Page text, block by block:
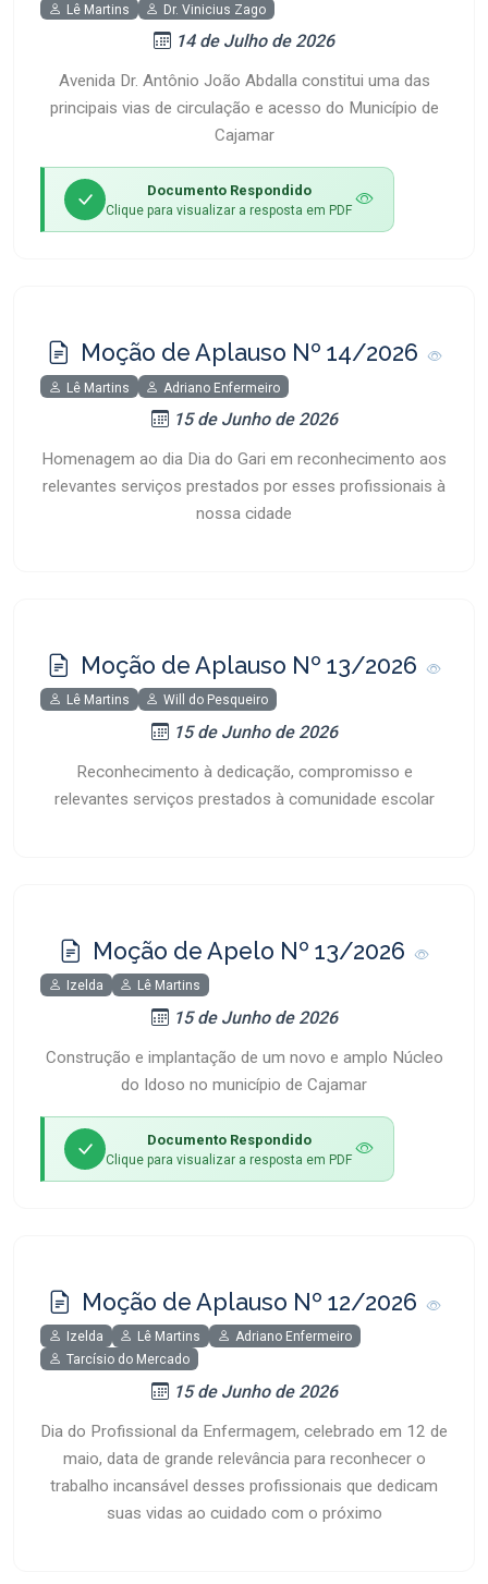
Lê Martins Dr. Vinicius Zago
14 de Julho de 2026
Avenida Dr. Antônio João Abdalla constitui uma das
principais vias de circulação e acesso do Município de
Cajamar
Documento Respondido
Clique para visualizar a resposta em PDF
Moção de Aplauso Nº 14/2026
Lê Martins Adriano Enfermeiro
15 de Junho de 2026
Homenagem ao dia Dia do Gari em reconhecimento aos
relevantes serviços prestados por esses profissionais à
nossa cidade
Moção de Aplauso Nº 13/2026
Lê Martins Will do Pesqueiro
15 de Junho de 2026
Reconhecimento à dedicação, compromisso e
relevantes serviços prestados à comunidade escolar
Moção de Apelo Nº 13/2026
Izelda Lê Martins
15 de Junho de 2026
Construção e implantação de um novo e amplo Núcleo
do Idoso no município de Cajamar
Documento Respondido
Clique para visualizar a resposta em PDF
Moção de Aplauso Nº 12/2026
Izelda Lê Martins
Adriano Enfermeiro
Tarcísio do Mercado
15 de Junho de 2026
Dia do Profissional da Enfermagem, celebrado em 12 de
maio, data de grande relevância para reconhecer o
trabalho incansável desses profissionais que dedicam
suas vidas ao cuidado com o próximo